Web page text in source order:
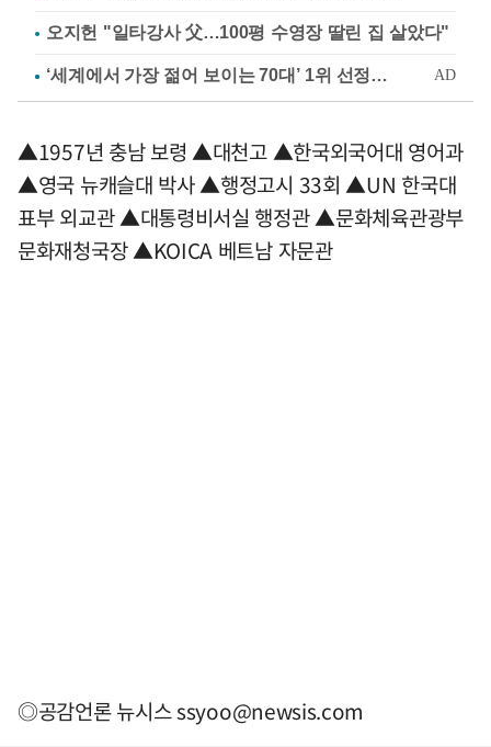
오지헌 "일타강사 父…100평 수영장 딸린 집 살았다"
▲1957년 충남 보령 ▲대천고 ▲한국외국어대 영어과
▲영국 뉴캐슬대 박사 ▲행정고시 33회 ▲UN 한국대
표부 외교관 ▲대통령비서실 행정관 ▲문화체육관광부
문화재청국장 ▲KOICA 베트남 자문관
◎공감언론 뉴시스ssyoo@newsis.com